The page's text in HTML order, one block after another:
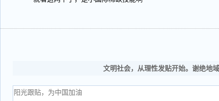
文明社会，从理性发贴开始。谢绝地